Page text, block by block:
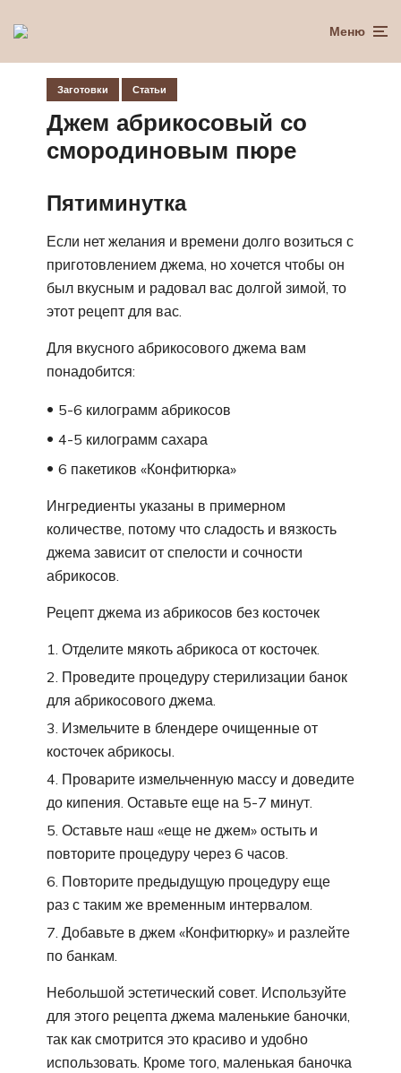
Меню
Заготовки Статьи
Джем абрикосовый со
смородиновым пюре
Пятиминутка
Если нет желания и времени долго возиться с
приготовлением джема, но хочется чтобы он
был вкусным и радовал вас долгой зимой, то
этот рецепт для вас.
Для вкусного абрикосового джема вам
понадобится:
5-6 килограмм абрикосов
4-5 килограмм сахара
6 пакетиков «Конфитюрка»
Ингредиенты указаны в примерном
количестве, потому что сладость и вязкость
джема зависит от спелости и сочности
абрикосов.
Рецепт джема из абрикосов без косточек
Отделите мякоть абрикоса от косточек.
Проведите процедуру стерилизации банок
для абрикосового джема.
Измельчите в блендере очищенные от
косточек абрикосы.
Проварите измельченную массу и доведите
до кипения. Оставьте еще на 5-7 минут.
Оставьте наш «еще не джем» остыть и
повторите процедуру через 6 часов.
Повторите предыдущую процедуру еще
раз с таким же временным интервалом.
Добавьте в джем «Конфитюрку» и разлейте
по банкам.
Небольшой эстетический совет. Используйте
для этого рецепта джема маленькие баночки,
так как смотрится это красиво и удобно
использовать. Кроме того, маленькая баночка